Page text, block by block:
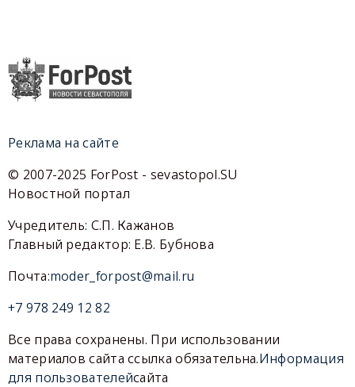
Реклама на сайте
© 2007-2025 ForPost - sevastopol.SU
Новостной портал
Учредитель: С.П. Кажанов
Главный редактор: Е.В. Бубнова
Почта:moder_forpost@mail.ru
+7 978 249 12 82
Все права сохранены. При использовании
материалов сайта ссылка обязательна.Информация
для пользователейсайта